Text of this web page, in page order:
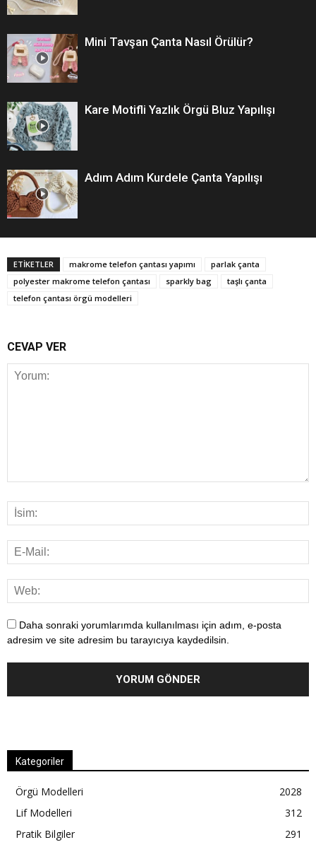
Mini Tavşan Çanta Nasıl Örülür?
Kare Motifli Yazlık Örgü Bluz Yapılışı
Adım Adım Kurdele Çanta Yapılışı
ETİKETLER makrome telefon çantası yapımı
parlak çanta
polyester makrome telefon çantası
sparkly bag
taşlı çanta
telefon çantası örgü modelleri
CEVAP VER
Daha sonraki yorumlarımda kullanılması için adım, e-posta
adresim ve site adresim bu tarayıcıya kaydedilsin.
Kategoriler
Örgü Modelleri
2028
Lif Modelleri
312
Pratik Bilgiler
291